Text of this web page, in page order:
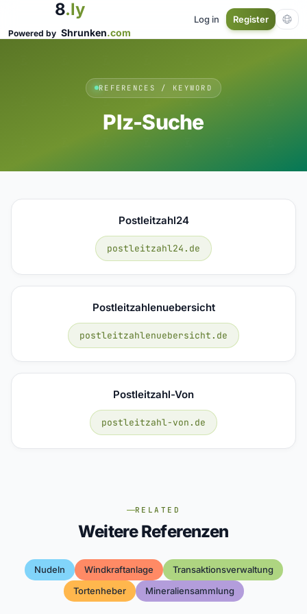
8.ly
Powered by Shrunken.com
Log in Register
REFERENCES / KEYWORD
Plz-Suche
Postleitzahl24
postleitzahl24.de
Postleitzahlenuebersicht
postleitzahlenuebersicht.de
Postleitzahl-Von
postleitzahl-von.de
RELATED
Weitere Referenzen
Nudeln Windkraftanlage
Transaktionsverwaltung
Tortenheber
Mineraliensammlung